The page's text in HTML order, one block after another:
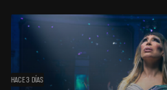
HACE 3 DÍAS